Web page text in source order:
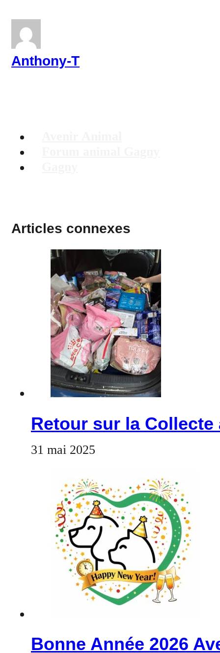
Anthony-T
Articles connexes
Retour sur la Collecte
31 mai 2025
Bonne Année 2026